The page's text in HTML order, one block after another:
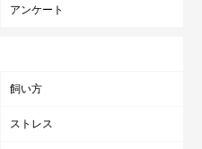
アンケート
飼い方
ストレス